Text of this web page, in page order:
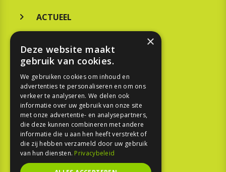
ACTUEEL
KOOPGIDS
TESTEN
SPORT
REPORTAGE
TOUREN
NIEUWSBRIEF
×
Deze website maakt
gebruik van cookies.
We gebruiken cookies om inhoud en
advertenties te personaliseren en om ons
verkeer te analyseren. We delen ook
informatie over uw gebruik van onze site
met onze advertentie- en analysepartners,
die deze kunnen combineren met andere
informatie die u aan hen heeft verstrekt of
die zij hebben verzameld door uw gebruik
van hun diensten. Privacybeleid